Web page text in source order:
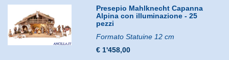
Presepio Mahlknecht Capanna
Alpina con illuminazione - 25
pezzi
Formato Statuine 12 cm
€ 1'458,00